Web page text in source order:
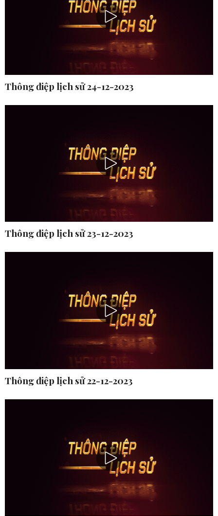
Thông điệp lịch sử 24-12-2023
Thông điệp lịch sử 23-12-2023
Thông điệp lịch sử 22-12-2023